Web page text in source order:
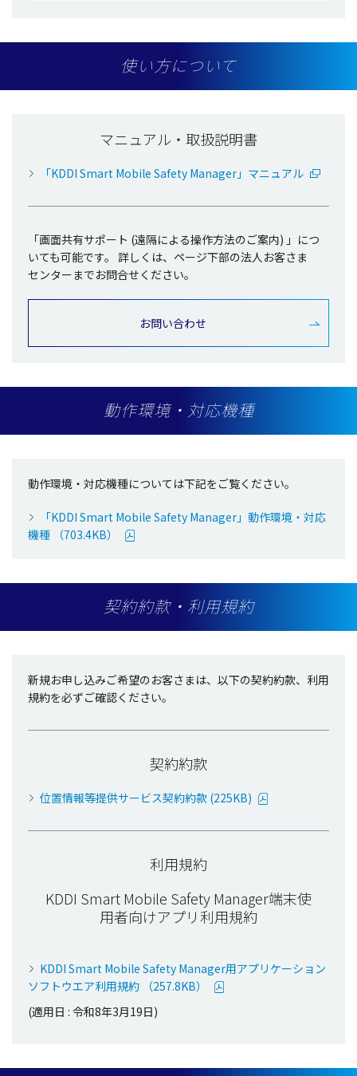
使い方について
マニュアル・取扱説明書
「KDDI Smart Mobile Safety Manager」マニュアル
「画面共有サポート (遠隔による操作方法のご案内) 」につ
いても可能です。 詳しくは、ページ下部の法人お客さま
センターまでお問合せください。
お問い合わせ
動作環境・対応機種
動作環境・対応機種については下記をご覧ください。
「KDDI Smart Mobile Safety Manager」動作環境・対応
機種 （703.4KB）
契約約款・利用規約
新規お申し込みご希望のお客さまは、以下の契約約款、利用
規約を必ずご確認ください。
契約約款
位置情報等提供サービス契約約款 (225KB)
利用規約
KDDI Smart Mobile Safety Manager端末使
用者向けアプリ利用規約
KDDI Smart Mobile Safety Manager用アプリケーション
ソフトウエア利用規約 （257.8KB）
(適用日 : 令和8年3月19日)